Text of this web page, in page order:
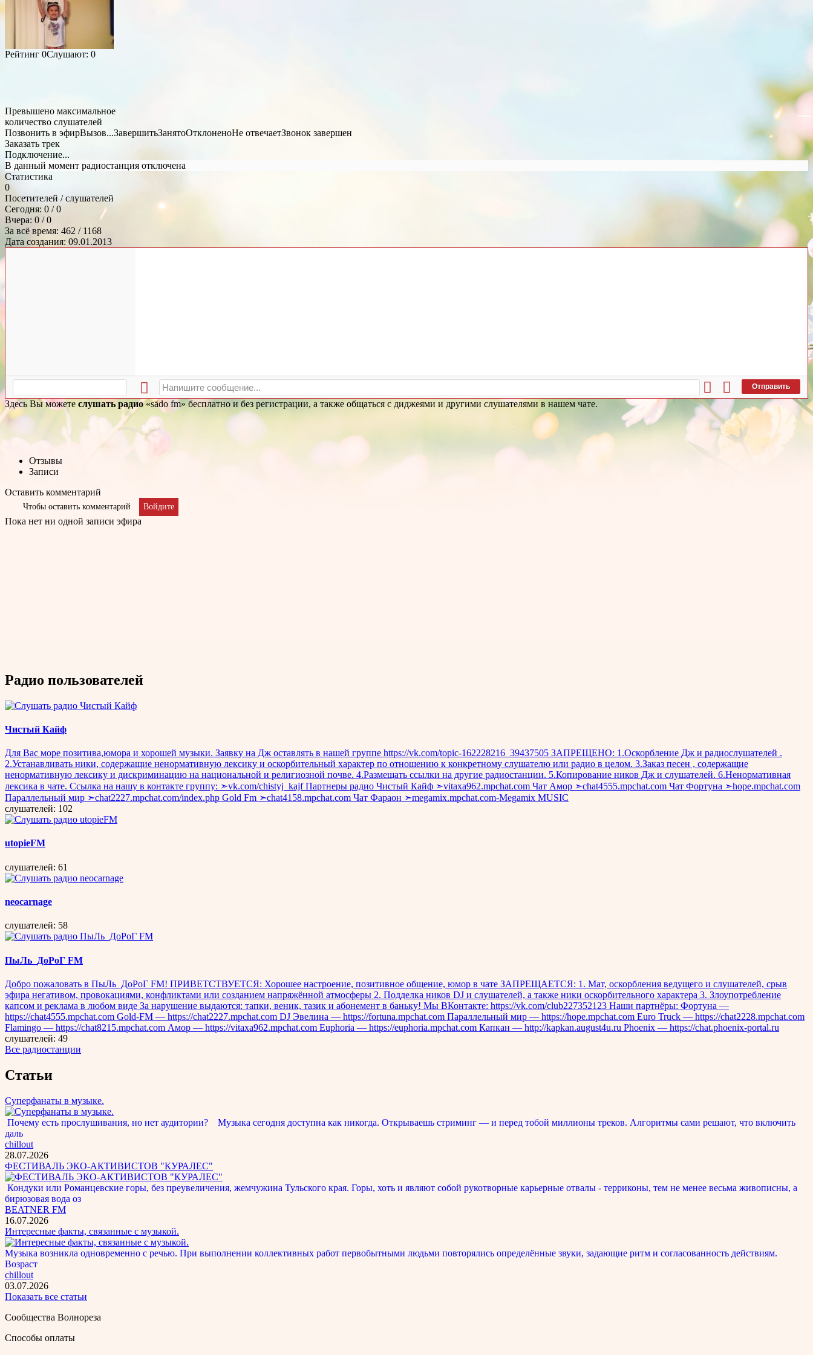
Рейтинг 0Слушают: 0
Превышено максимальное
количество слушателей
Позвонить в эфирВызов...ЗавершитьЗанятоОтклоненоНе отвечаетЗвонок завершен
Заказать трек
Подключение...
В данный момент радиостанция отключена
Статистика
0
Посетителей / слушателей
Сегодня: 0 / 0
Вчера: 0 / 0
За всё время: 462 / 1168
Дата создания: 09.01.2013
Отправить
Здесь Вы можете слушать радио«sado fm» бесплатно и без регистрации, а также общаться с диджеями и другими слушателями в нашем чате.
Отзывы
Записи
Оставить комментарий
Чтобы оставить комментарий Войдите
Пока нет ни одной записи эфира
Радио пользователей
Чистый Кайф
Для Вас море позитива,юмора и хорошей музыки. Заявку на Дж оставлять в нашей группе https://vk.com/topic-162228216_39437505 ЗАПРЕЩЕНО: 1.Оскорбление Дж и радиослушателей .
2.Устанавливать ники, содержащие ненормативную лексику и оскорбительный характер по отношению к конкретному слушателю или радио в целом. 3.Заказ песен , содержащие
ненормативную лексику и дискриминацию на национальной и религиозной почве. 4.Размещать ссылки на другие радиостанции. 5.Копирование ников Дж и слушателей. 6.Ненормативная
лексика в чате. Ссылка на нашу в контакте группу: ➣vk.com/chistyj_kajf Партнеры радио Чистый Кайф ➣vitaxa962.mpchat.com Чат Амор ➣chat4555.mpchat.com Чат Фортуна ➣hope.mpchat.com
Параллельный мир ➣chat2227.mpchat.com/index.php Gold Fm ➣chat4158.mpchat.com Чат Фараон ➣megamix.mpchat.com-Megamix MUSIC
слушателей: 102
utopieFM
слушателей: 61
neocarnage
слушателей: 58
ПыЛь_ДоРоГ FM
Добро пожаловать в ПыЛь_ДоРоГ FM! ПРИВЕТСТВУЕТСЯ: Хорошее настроение, позитивное общение, юмор в чате ЗАПРЕЩАЕТСЯ: 1. Мат, оскорбления ведущего и слушателей, срыв
эфира негативом, провокациями, конфликтами или созданием напряжённой атмосферы 2. Подделка ников DJ и слушателей, а также ники оскорбительного характера 3. Злоупотребление
капсом и реклама в любом виде За нарушение выдаются: тапки, веник, тазик и абонемент в баньку! Мы ВКонтакте: https://vk.com/club227352123 Наши партнёры: Фортуна —
https://chat4555.mpchat.com Gold-FM — https://chat2227.mpchat.com DJ Эвелина — https://fortuna.mpchat.com Параллельный мир — https://hope.mpchat.com Euro Truck — https://chat2228.mpchat.com
Flamingo — https://chat8215.mpchat.com Амор — https://vitaxa962.mpchat.com Euphoria — https://euphoria.mpchat.com Капкан — http://kapkan.august4u.ru Phoenix — https://chat.phoenix-portal.ru
слушателей: 49
Все радиостанции
Статьи
Суперфанаты в музыке.
Почему есть прослушивания, но нет аудитории? Музыка сегодня доступна как никогда. Открываешь стриминг — и перед тобой миллионы треков. Алгоритмы сами решают, что включить
даль
chillout
28.07.2026
ФЕСТИВАЛЬ ЭКО-АКТИВИСТОВ "КУРАЛЕС"
Кондуки или Романцевские горы, без преувеличения, жемчужина Тульского края. Горы, хоть и являют собой рукотворные карьерные отвалы - терриконы, тем не менее весьма живописны, а
бирюзовая вода оз
BEATNER FM
16.07.2026
Интересные факты, связанные с музыкой.
Музыка возникла одновременно с речью. При выполнении коллективных работ первобытными людьми повторялись определённые звуки, задающие ритм и согласованность действиям.
Возраст
chillout
03.07.2026
Показать все статьи
Сообщества Волнореза
Способы оплаты